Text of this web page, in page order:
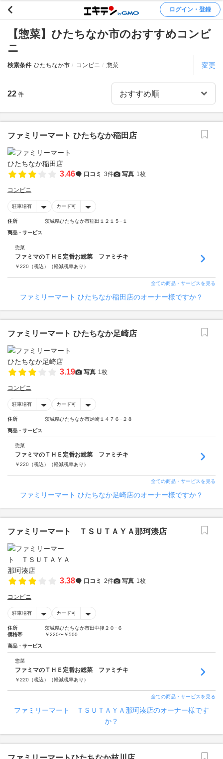
ログイン・登録
【惣菜】ひたちなか市のおすすめコンビ
ニ
検索条件 ひたちなか市 コンビニ 惣菜 変更
22 件
ファミリーマート ひたちなか稲田店
3.46 口コミ 3件 写真 1枚
コンビニ
駐車場有 カード可
住所 茨城県ひたちなか市稲田１２１５−１
商品・サービス
惣菜
ファミマのＴＨＥ定番お総菜 ファミチキ
￥220 （税込） （軽減税率あり）
全ての商品・サービスを見る
ファミリーマート ひたちなか稲田店のオーナー様ですか？
ファミリーマート ひたちなか足崎店
3.19 写真 1枚
コンビニ
駐車場有 カード可
住所 茨城県ひたちなか市足崎１４７６−２８
商品・サービス
惣菜
ファミマのＴＨＥ定番お総菜 ファミチキ
￥220 （税込） （軽減税率あり）
全ての商品・サービスを見る
ファミリーマート ひたちなか足崎店のオーナー様ですか？
ファミリーマート ＴＳＵＴＡＹＡ那珂湊店
3.38 口コミ 2件 写真 1枚
コンビニ
駐車場有 カード可
住所
茨城県ひたちなか市田中後２０−６
価格帯
￥220〜￥500
商品・サービス
惣菜
ファミマのＴＨＥ定番お総菜 ファミチキ
￥220 （税込） （軽減税率あり）
全ての商品・サービスを見る
ファミリーマート ＴＳＵＴＡＹＡ那珂湊店のオーナー様です
か？